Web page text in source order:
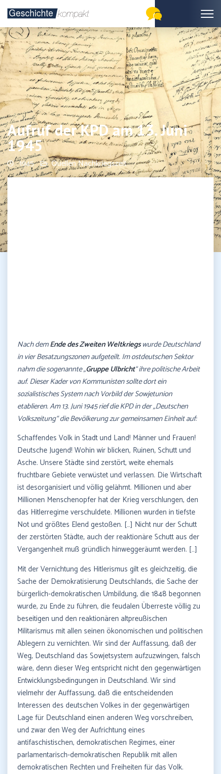
Aufruf der KPD am 13. Juni
1945
1945 Quellen Nachkriegszeit
Nach demEnde des Zweiten Weltkriegswurde Deutschland
in vier Besatzungszonen aufgeteilt. Im ostdeutschen Sektor
nahm die sogenannte „Gruppe Ulbricht“ ihre politische Arbeit
auf. Dieser Kader von Kommunisten sollte dort ein
sozialistisches System nach Vorbild der Sowjetunion
etablieren. Am 13. Juni 1945 rief die KPD in der „Deutschen
Volkszeitung“ die Bevölkerung zur gemeinsamen Einheit auf:
Schaffendes Volk in Stadt und Land! Männer und Frauen!
Deutsche Jugend! Wohin wir blicken, Ruinen, Schutt und
Asche. Unsere Städte sind zerstört, weite ehemals
fruchtbare Gebiete verwüstet und verlassen. Die Wirtschaft
ist desorganisiert und völlig gelähmt. Millionen und aber
Millionen Menschenopfer hat der Krieg verschlungen, den
das Hitlerregime verschuldete. Millionen wurden in tiefste
Not und größtes Elend gestoßen. […] Nicht nur der Schutt
der zerstörten Städte, auch der reaktionäre Schutt aus der
Vergangenheit muß gründlich hinweggeräumt werden. […]
Mit der Vernichtung des Hitlerismus gilt es gleichzeitig, die
Sache der Demokratisierung Deutschlands, die Sache der
bürgerlich-demokratischen Umbildung, die 1848 begonnen
wurde, zu Ende zu führen, die feudalen Überreste völlig zu
beseitigen und den reaktionären altpreußischen
Militarismus mit allen seinen ökonomischen und politischen
Ablegern zu vernichten. Wir sind der Auffassung, daß der
Weg, Deutschland das Sowjetsystem aufzuzwingen, falsch
wäre, denn dieser Weg entspricht nicht den gegenwärtigen
Entwicklungsbedingungen in Deutschland. Wir sind
vielmehr der Auffassung, daß die entscheidenden
Interessen des deutschen Volkes in der gegenwärtigen
Lage für Deutschland einen anderen Weg vorschreiben,
und zwar den Weg der Aufrichtung eines
antifaschistischen, demokratischen Regimes, einer
parlamentarisch-demokratischen Republik mit allen
demokratischen Rechten und Freiheiten für das Volk.